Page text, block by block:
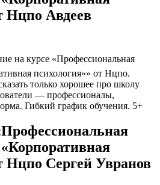
Нцпо Авдеев
на курсе «Профессиональная
психология»» от Нцпо.
только хорошее про школу
— профессионалы,
Гибкий график обучения. 5+
Нцпо Сергей Увранов